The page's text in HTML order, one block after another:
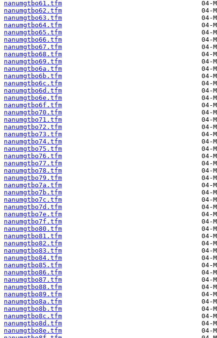
nanumgtbo61.tfm
nanumgtbo62.tfm
nanumgtbo63.tfm
nanumgtbo64.tfm
nanumgtbo65.tfm
nanumgtbo66.tfm
nanumgtbo67.tfm
nanumgtbo68.tfm
nanumgtbo69.tfm
nanumgtbo6a.tfm
nanumgtbo6b.tfm
nanumgtbo6c.tfm
nanumgtbo6d.tfm
nanumgtbo6e.tfm
nanumgtbo6f.tfm
nanumgtbo70.tfm
nanumgtbo71.tfm
nanumgtbo72.tfm
nanumgtbo73.tfm
nanumgtbo74.tfm
nanumgtbo75.tfm
nanumgtbo76.tfm
nanumgtbo77.tfm
nanumgtbo78.tfm
nanumgtbo79.tfm
nanumgtbo7a.tfm
nanumgtbo7b.tfm
nanumgtbo7c.tfm
nanumgtbo7d.tfm
nanumgtbo7e.tfm
nanumgtbo7f.tfm
nanumgtbo80.tfm
nanumgtbo81.tfm
nanumgtbo82.tfm
nanumgtbo83.tfm
nanumgtbo84.tfm
nanumgtbo85.tfm
nanumgtbo86.tfm
nanumgtbo87.tfm
nanumgtbo88.tfm
nanumgtbo89.tfm
nanumgtbo8a.tfm
nanumgtbo8b.tfm
nanumgtbo8c.tfm
nanumgtbo8d.tfm
nanumgtbo8e.tfm